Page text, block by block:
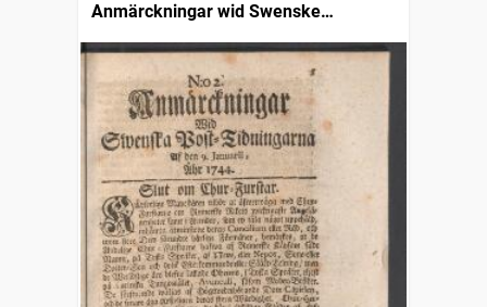
Anmärckningar wid Swenske